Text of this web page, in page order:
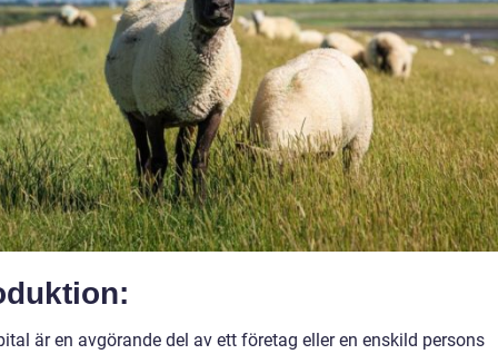
är en avgörande del av ett företag eller en enskild persons